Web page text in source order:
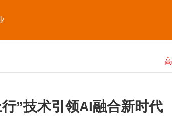
”技术引领AI融合新时代